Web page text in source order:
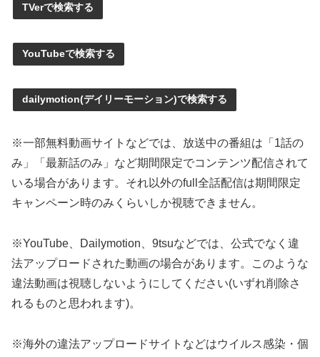
TVerで検索する
YouTubeで検索する
dailymotion(デイリーモーション)で検索する
※一部無料動画サイトなどでは、放送中の番組は「1話の
み」「最新話のみ」など期間限定でコンテンツ配信されて
いる場合があります。それ以外のfull全話配信は期間限定
キャンペーン時のみくらいしか視聴できません。
※YouTube、Dailymotion、9tsuなどでは、公式でなく違
法アップロードされた動画の場合があります。このような
違法動画は視聴しないようにしてください(いずれ削除さ
れるものと思われます)。
※海外の違法アップロードサイトなどはウイルス感染・個